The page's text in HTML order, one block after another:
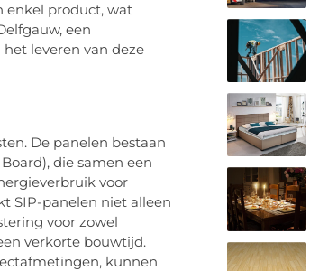
enkel product, wat
een
leveren van deze
De panelen bestaan
die samen een
voor
SIP-panelen niet alleen
voor zowel
verkorte bouwtijd.
kunnen